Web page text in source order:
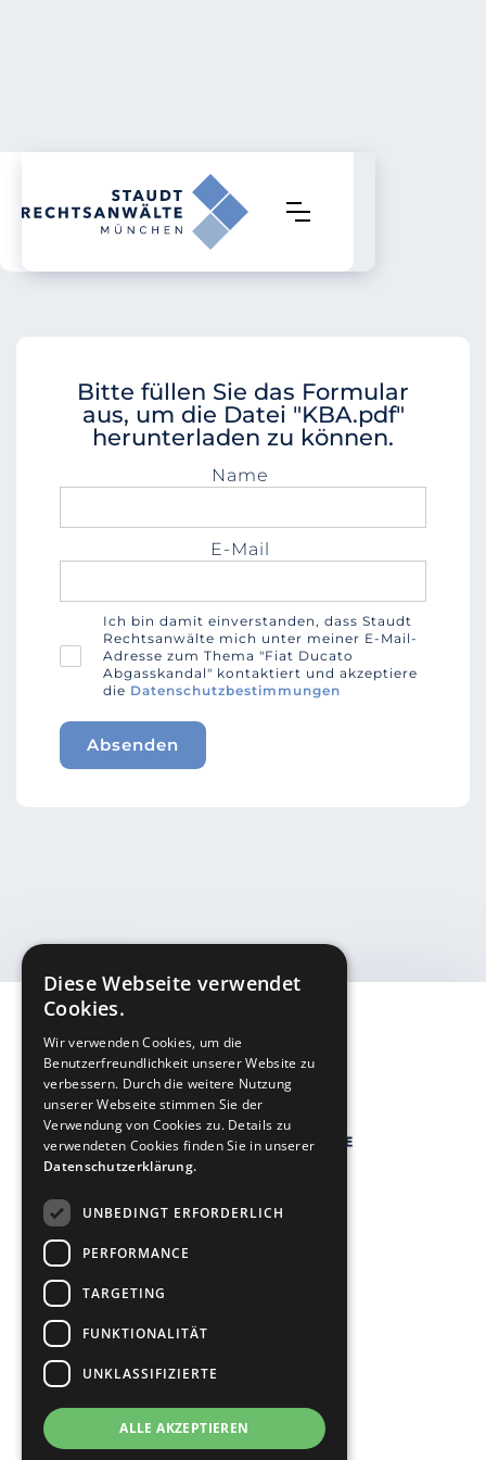
Bitte füllen Sie das Formular
aus, um die Datei "KBA.pdf"
herunterladen zu können.
Name
E-Mail
Ich bin damit einverstanden, dass Staudt
Rechtsanwälte mich unter meiner E-Mail-
Adresse zum Thema "Fiat Ducato
Abgasskandal" kontaktiert und akzeptiere
die Datenschutzbestimmungen
Sportwetten Geld zurück
Über uns
Kontakt
Diese Webseite verwendet
Cookies.
Wir verwenden Cookies, um die
Benutzerfreundlichkeit unserer Website zu
verbessern. Durch die weitere Nutzung
unserer Webseite stimmen Sie der
Verwendung von Cookies zu. Details zu
verwendeten Cookies finden Sie in unserer
Datenschutzerklärung.
UNBEDINGT ERFORDERLICH
PERFORMANCE
TARGETING
FUNKTIONALITÄT
UNKLASSIFIZIERTE
ALLE AKZEPTIEREN